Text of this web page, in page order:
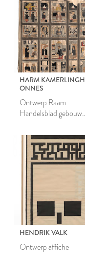
HARM KAMERLINGH
ONNES
Ontwerp Raam
Handelsblad gebouw
HENDRIK VALK
Ontwerp affiche